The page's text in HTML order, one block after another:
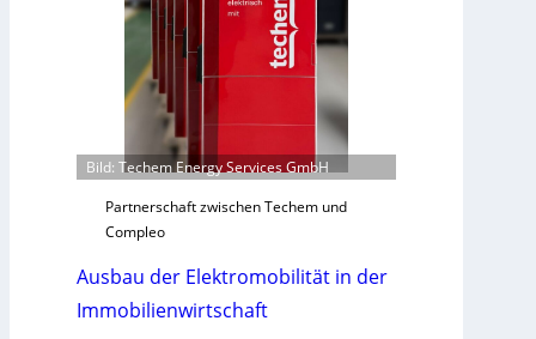
e
s
g
e
c
Bild: Techem Energy Services GmbH
Partnerschaft zwischen Techem und
Compleo
Ausbau der Elektromobilität in der
Immobilienwirtschaft